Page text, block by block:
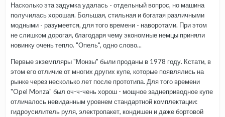
Насколько эта задумка удалась - отдельный вопрос, но машина
получилась хорошая. Большая, стильная и богатая различными
модными - разумеется, для того времени - наворотами. При этом
не слишком дорогая, благодаря чему экономные немцы приняли
новинку очень тепло. "Опель", одно слово...
Первые экземпляры "Монзы" были проданы в 1978 году. Кстати, в
этом его отличие от многих других купе, которые появлялись на
рынке через несколько лет после прототипа. Для того времени
"Opel Monza" был оч-ч-чень хорош - мощное заднеприводное купе
отличалось невиданным уровнем стандартной комплектации:
гидроусилитель руля, электропакет, кондишен и даже бортовой